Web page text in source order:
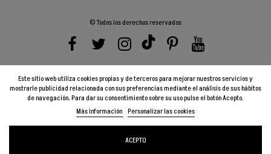
Este sitio web utiliza cookies propias y de terceros para mejorar nuestros servicios y
mostrarle publicidad relacionada con sus preferencias mediante el análisis de sus hábitos
de navegación. Para dar su consentimiento sobre su uso pulse el botón Acepto.
Más información Personalizar las cookies
ACEPTO
© Todos los derechos reservados